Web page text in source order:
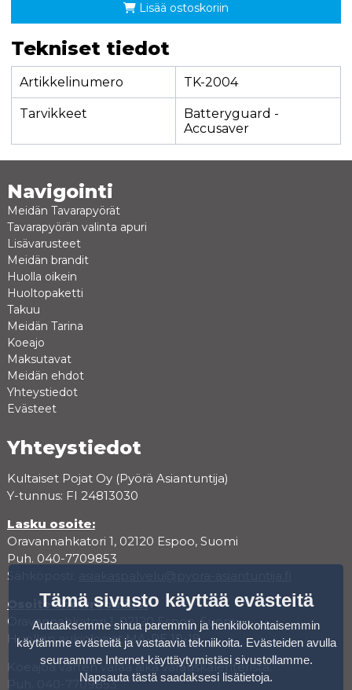
Lisää ostoskoriin
Tekniset tiedot
Artikkelinumero TK-2004
Tarvikkeet
Batteryguard -
Accusaver
Navigointi
Meidän Tavarapyörät
Tavarapyörän valinta apuri
Lisävarusteet
Meidän brandit
Huolla oikein
Huoltopaketti
Takuu
Meidän Tarina
Koeajo
Maksutavat
Meidän ehdot
Yhteystiedot
Evästeet
Yhteystiedot
Kultaiset Pojat Oy (Pyörä Asiantuntija)
Y-tunnus: FI 24813030
Lasku osoite:
Oravannahkatori 1, 02120 Espoo, Suomi
Puh. 040-7709853
Sähköposti:
Osoite showroomille:
Oravannahkatori 1, 02120 Espoo, Suomi
Huollon aukioloajat MA-PE 10-18
Koeajoa varten varaa aika varauskalenterista.
Puh. 040-7709853
Tämä sivusto käyttää evästeitä
Auttaaksemme sinua paremmin ja henkilökohtaisemmin
käytämme evästeitä ja vastaavia tekniikoita. Evästeiden avulla
seuraamme Internet-käyttäytymistäsi sivustollamme.
Napsauta tästä saadaksesi lisätietoja.